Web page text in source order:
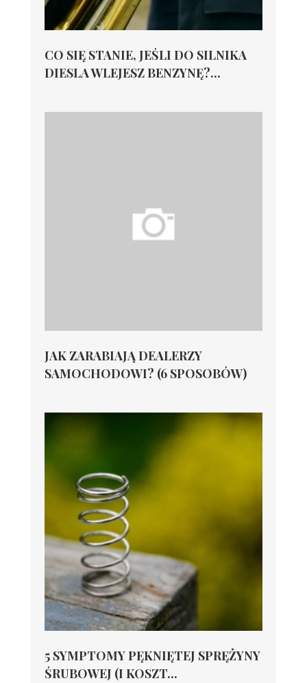
CO SIĘ STANIE, JEŚLI DO SILNIKA
DIESLA WLEJESZ BENZYNĘ?...
JAK ZARABIAJĄ DEALERZY
SAMOCHODOWI? (6 SPOSOBÓW)
5 SYMPTOMY PĘKNIĘTEJ SPRĘŻYNY
ŚRUBOWEJ (I KOSZT...